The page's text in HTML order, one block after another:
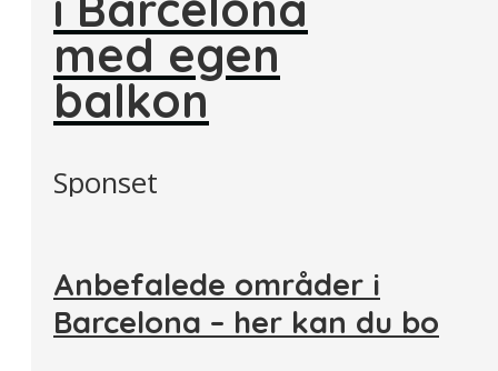
med egen
balkon
Sponset
Anbefalede områder i
Barcelona – her kan du bo